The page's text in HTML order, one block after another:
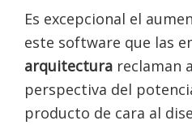
Es excepcional el
este software que las
arquitectura reclaman
perspectiva del
producto de cara al